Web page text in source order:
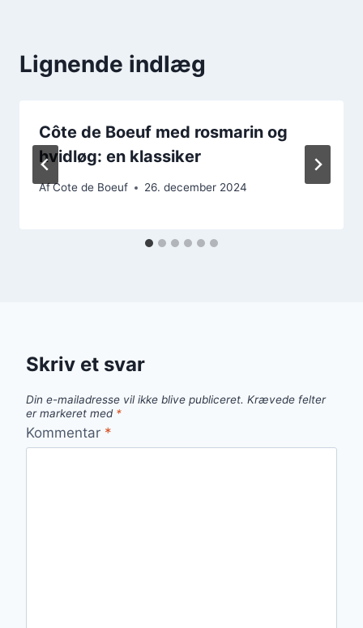
Lignende indlæg
Côte de Boeuf med rosmarin og
hvidløg: en klassiker
AfCote de Boeuf 26. december 2024
Skriv et svar
Din e-mailadresse vil ikke blive publiceret. Krævede felter
er markeret med *
Kommentar *